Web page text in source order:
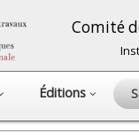
Comité
Éditions